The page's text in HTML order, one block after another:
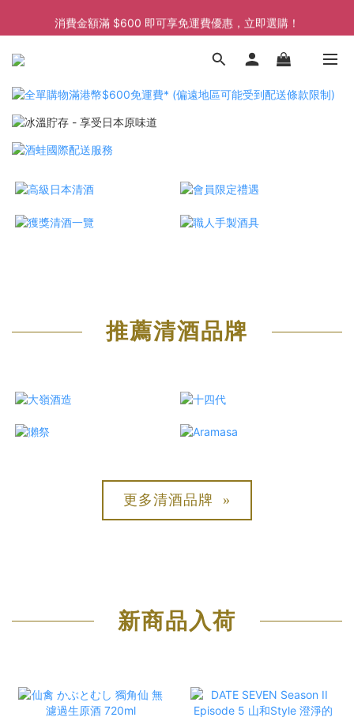
消費金額滿 $600 即可享免運費優惠，立即選購！
消費金額滿 $600 即可享免運費優惠，立即選購！
消費金額滿 $600 即可享免運費優惠，立即選購！
推薦清酒品牌
更多清酒品牌 »
新商品入荷